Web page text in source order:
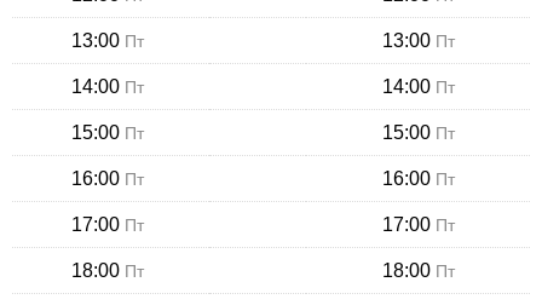
13:00 Пт 13:00 Пт
14:00 Пт 14:00 Пт
15:00 Пт 15:00 Пт
16:00 Пт 16:00 Пт
17:00 Пт 17:00 Пт
18:00 Пт 18:00 Пт